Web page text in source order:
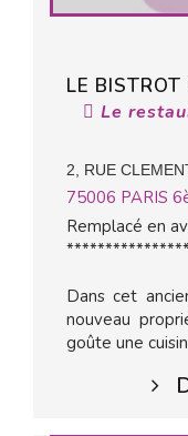
LE
Le
2, RUE
75006 PARIS
Remplacé en
Dans cet
nouveau
goûte une